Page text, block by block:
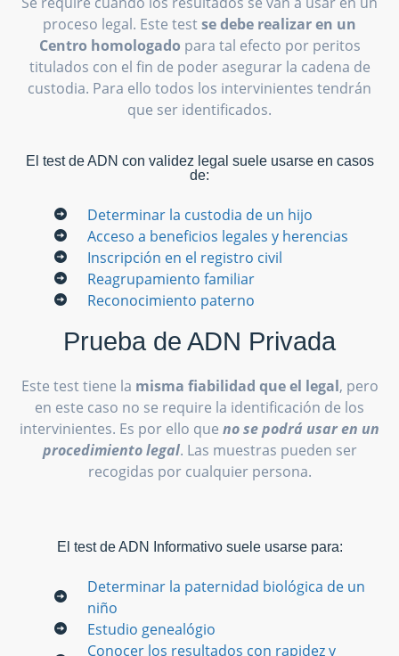
proceso legal. Este testse debe realizar en un
Centro homologado para tal efecto por peritos
titulados con el fin de poder asegurar la cadena de
custodia. Para ello todos los intervinientes tendrán
que ser identificados.
El test de ADN con validez legal suele usarse en casos
de:
Determinar la custodia de un hijo
Acceso a beneficios legales y herencias
Inscripción en el registro civil
Reagrupamiento familiar
Reconocimiento paterno
Prueba de ADN Privada
Este test tiene la misma fiabilidad que el legal, pero
en este caso no se require la identificación de los
intervinientes. Es por ello que no se podrá usar en un
procedimiento legal. Las muestras pueden ser
recogidas por cualquier persona.
El test de ADN Informativo suele usarse para:
Determinar la paternidad biológica de un
niño
Estudio genealógio
Conocer los resultados con rapidez y